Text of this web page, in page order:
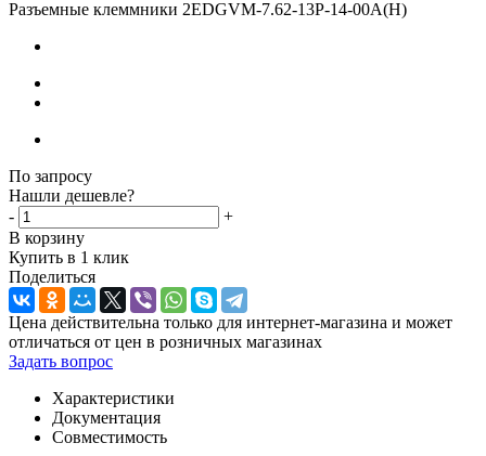
Разъемные клеммники 2EDGVM-7.62-13P-14-00A(H)
По запросу
Нашли дешевле?
-
+
В корзину
Купить в 1 клик
Поделиться
Цена действительна только для интернет-магазина и может
отличаться от цен в розничных магазинах
Задать вопрос
Характеристики
Документация
Совместимость